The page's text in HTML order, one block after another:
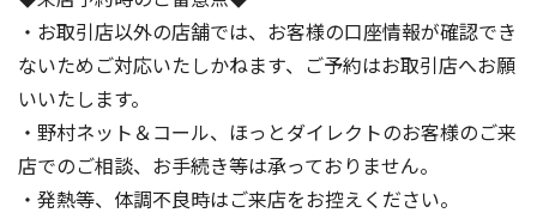
・お取引店以外の店舗では、お客様の口座情報が確認でき
ないためご対応いたしかねます、ご予約はお取引店へお願
いいたします。
・野村ネット＆コール、ほっとダイレクトのお客様のご来
店でのご相談、お手続き等は承っておりません。
・発熱等、体調不良時はご来店をお控えください。